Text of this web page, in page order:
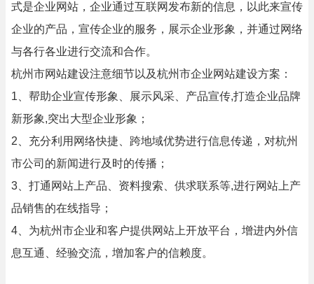
式是企业网站，企业通过互联网发布新的信息，以此来宣传
企业的产品，宣传企业的服务，展示企业形象，并通过网络
与各行各业进行交流和合作。
杭州市网站建设注意细节以及杭州市企业网站建设方案：
1、帮助企业宣传形象、展示风采、产品宣传,打造企业品牌
新形象,突出大型企业形象；
2、充分利用网络快捷、跨地域优势进行信息传递，对杭州
市公司的新闻进行及时的传播；
3、打通网站上产品、资料搜索、供求联系等,进行网站上产
品销售的在线指导；
4、为杭州市企业和客户提供网站上开放平台，增进内外信
息互通、经验交流，增加客户的信赖度。